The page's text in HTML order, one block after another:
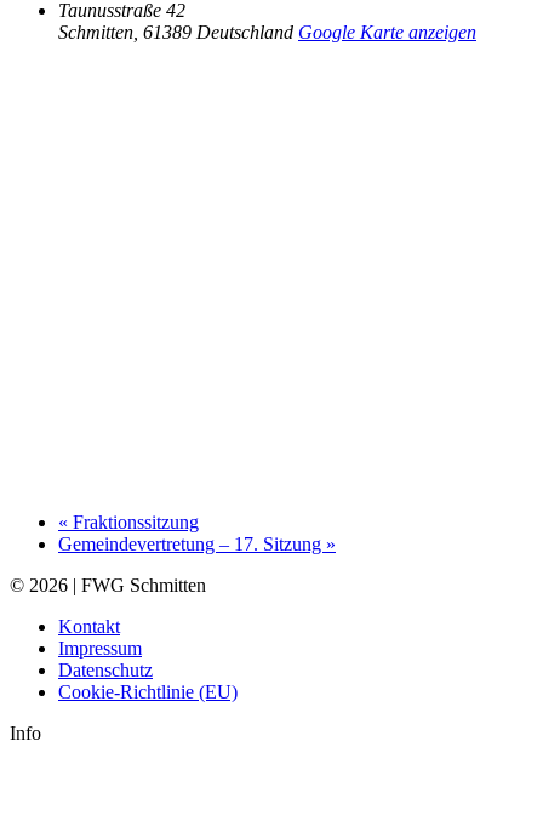
Taunusstraße 42
Schmitten 61389 Deutschland Google Karte anzeigen
« Fraktionssitzung
Gemeindevertretung – 17. Sitzung »
© 2026 | FWG Schmitten
Kontakt
Impressum
Datenschutz
Cookie-Richtlinie (EU)
Info